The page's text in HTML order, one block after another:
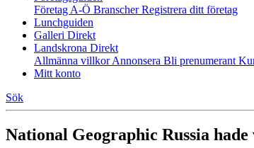
Företag A-Ö BranscherRegistrera ditt företag
Lunchguiden
Galleri Direkt
Landskrona Direkt
Allmänna villkorAnnonsera Bli prenumerant
Mitt konto
Sök
National Geographic Russia